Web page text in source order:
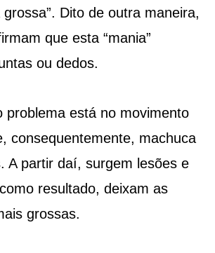
grossa”. Dito de outra maneira,
que esta “mania”
ou dedos.
problema está no movimento
consequentemente, machuca
A partir daí, surgem lesões e
resultado, deixam as
grossas.